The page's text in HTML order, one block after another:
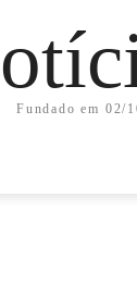
Fundado em 02/